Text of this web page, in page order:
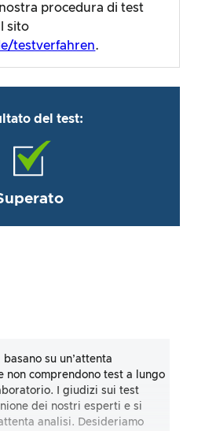
procedura di test
sito
testverfahren.
del test:
basano su un’attenta
non comprendono test a lungo
I giudizi sui test
dei nostri esperti e si
analisi. Desideriamo